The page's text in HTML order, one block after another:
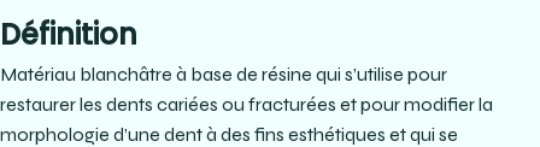
Définition
Matériau blanchâtre à base de résine qui s’utilise pour
restaurer les dents cariées ou fracturées et pour modifier la
morphologie d’une dent à des fins esthétiques et qui se